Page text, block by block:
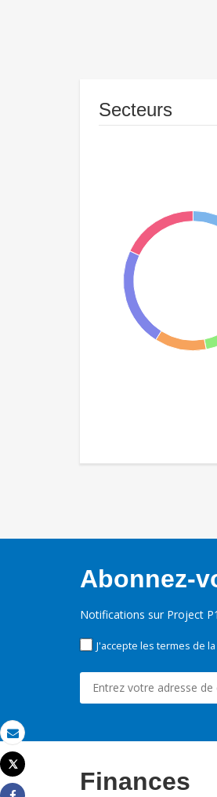
Email
Imprimer
Tweet
Secteurs
Abonnez-
Notifications sur Project
J'accepte les termes de la
Finances